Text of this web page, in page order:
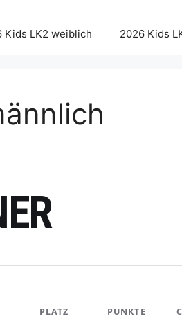
Kids LK2 weiblich 2026 Kids
PLATZ PUNKTE